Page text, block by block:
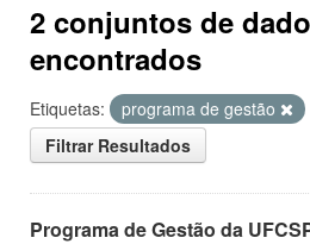
2 conjuntos de
encontrados
Etiquetas:
programa de gestão
Filtrar Resultados
Programa de Gestão da